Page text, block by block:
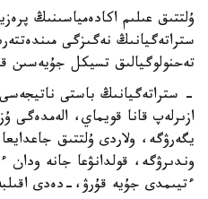
ۇلتتىق عىلىم اكادەمياسىنىڭ
ستراتەگيانىڭ نەگىزگى
تەحنولوگيالىق تسيكل جۇيەسىن
- ستراتەگيانىڭ باستى
ازىرلەپ قانا قويماي،
يگەرۋگە، ولاردى ۇلتتىق
وندىرۋگە، قولدانۋعا جانە ودان
ءتيىمدى جۇيە قۇرۋ،-دەدى